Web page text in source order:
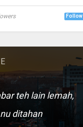
Follow
teh lain lemah,
ditahan